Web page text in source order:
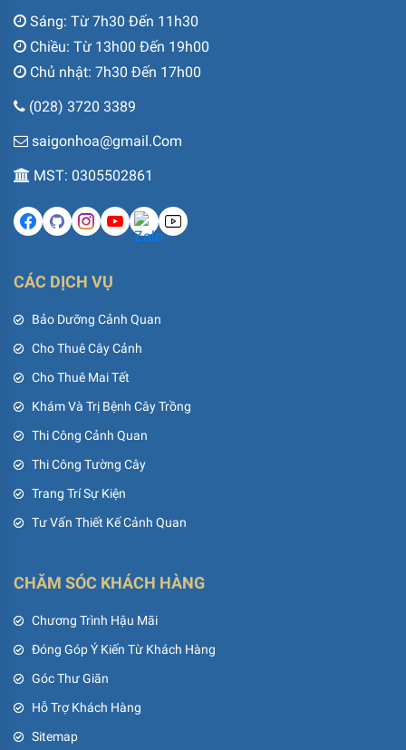
Sáng: Từ 7h30 Đến 11h30
Chiều: Từ 13h00 Đến 19h00
Chủ nhật: 7h30 Đến 17h00
(028) 3720 3389
saigonhoa@gmail.Com
MST: 0305502861
CÁC DỊCH VỤ
Bảo Dưỡng Cảnh Quan
Cho Thuê Cây Cảnh
Cho Thuê Mai Tết
Khám Và Trị Bệnh Cây Trồng
Thi Công Cảnh Quan
Thi Công Tường Cây
Trang Trí Sự Kiện
Tư Vấn Thiết Kế Cảnh Quan
CHĂM SÓC KHÁCH HÀNG
Chương Trình Hậu Mãi
Đóng Góp Ý Kiến Từ Khách Hàng
Góc Thư Giãn
Hỗ Trợ Khách Hàng
Sitemap